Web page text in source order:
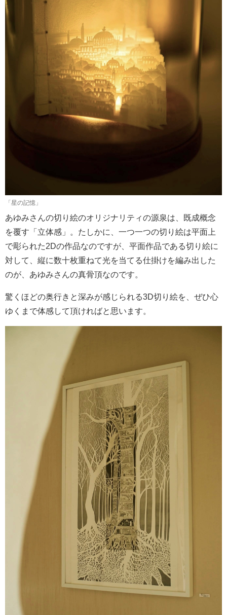
「星の記憶」
あゆみさんの切り絵のオリジナリティの源泉は、既成概念
を覆す「立体感」。たしかに、一つ一つの切り絵は平面上
で彫られた2Dの作品なのですが、平面作品である切り絵に
対して、縦に数十枚重ねて光を当てる仕掛けを編み出した
のが、あゆみさんの真骨頂なのです。
驚くほどの奥行きと深みが感じられる3D切り絵を、ぜひ心
ゆくまで体感して頂ければと思います。